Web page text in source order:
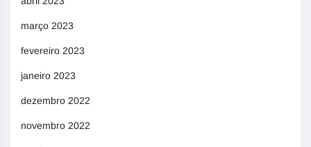
março 2023
fevereiro 2023
janeiro 2023
dezembro 2022
novembro 2022